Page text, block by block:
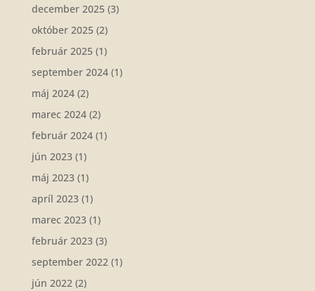
december 2025(3)
október 2025(2)
február 2025(1)
september 2024(1)
máj 2024(2)
marec 2024(2)
február 2024(1)
jún 2023(1)
máj 2023(1)
apríl 2023(1)
marec 2023(1)
február 2023(3)
september 2022(1)
jún 2022(2)